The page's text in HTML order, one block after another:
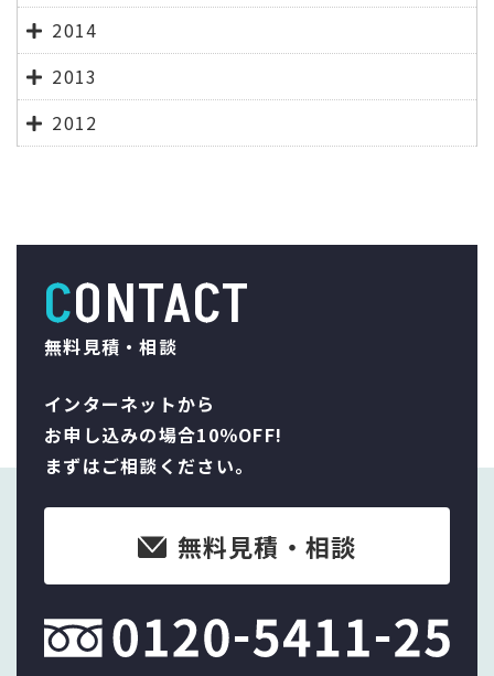
2014
2013
2012
CONTACT
無料見積・相談
インターネットから
お申し込みの場合10％OFF!
まずはご相談ください。
無料見積・相談